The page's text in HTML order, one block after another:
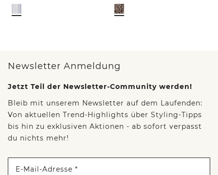
Newsletter Anmeldung
Jetzt Teil der Newsletter-Community werden!
Bleib mit unserem Newsletter auf dem Laufenden:
Von aktuellen Trend-Highlights über Styling-Tipps
bis hin zu exklusiven Aktionen - ab sofort verpasst
du nichts mehr!
E-Mail-Adresse *